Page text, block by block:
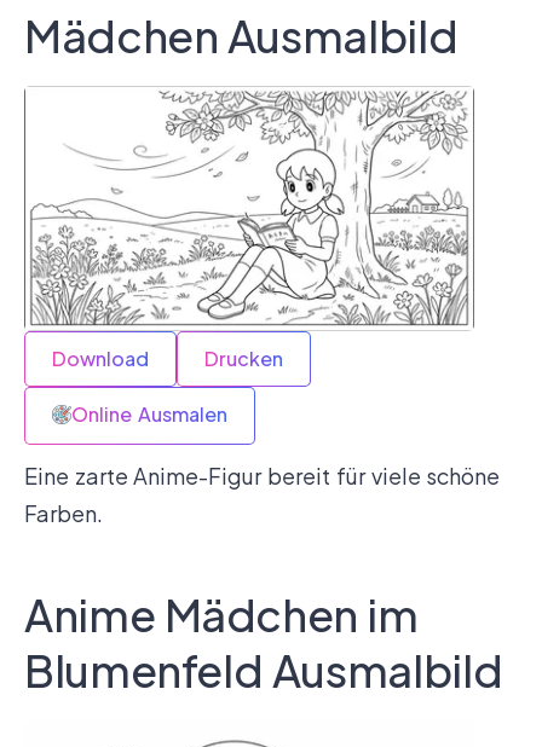
Mädchen Ausmalbild
Download Drucken
Online Ausmalen
Eine zarte Anime-Figur bereit für viele schöne
Farben.
Anime Mädchen im
Blumenfeld Ausmalbild